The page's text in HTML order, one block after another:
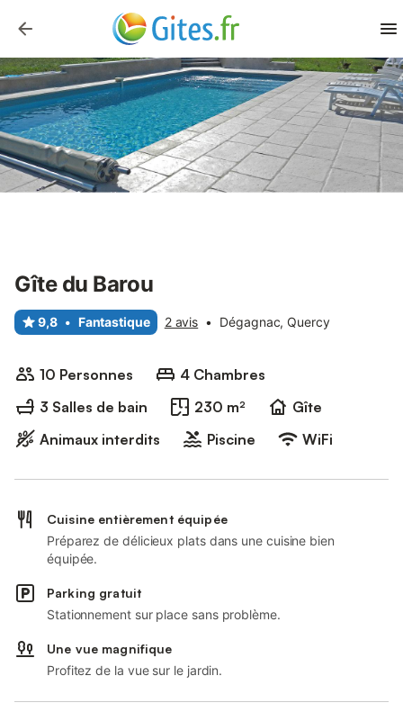
Gîte du Barou
9,8 • Fantastique 2 avis • Dégagnac, Quercy
10 Personnes
4 Chambres
3 Salles de bain
230 m²
Gîte
Animaux interdits
Piscine WiFi
Cuisine entièrement équipée
Préparez de délicieux plats dans une cuisine bien
équipée.
Parking gratuit
Stationnement sur place sans problème.
Une vue magnifique
Profitez de la vue sur le jardin.